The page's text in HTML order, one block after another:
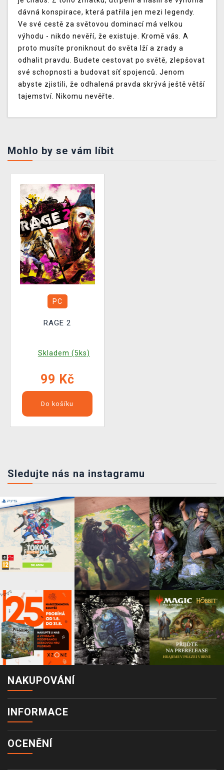
dávná konspirace, která patřila jen mezi legendy.
Ve své cestě za světovou dominací má velkou
výhodu - nikdo nevěří, že existuje. Kromě vás. A
proto musíte proniknout do světa lží a zrady a
odhalit pravdu. Budete cestovat po světě, zlepšovat
své schopnosti a budovat síť spojenců. Jenom
abyste zjistili, že odhalená pravda skrývá ještě větší
tajemství. Nikomu nevěřte.
Mohlo by se vám líbit
PC
RAGE 2
Skladem (5ks)
99 Kč
Do košíku
Sledujte nás na instagramu
NAKUPOVÁNÍ
INFORMACE
OCENĚNÍ